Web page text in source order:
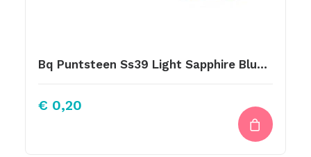
Bq Puntsteen Ss39 Light Sapphire Blue Opal
€ 0,20